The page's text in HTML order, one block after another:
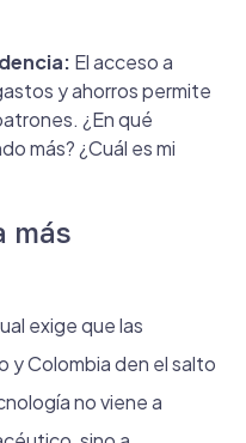
El acceso a
y ahorros permite
¿En qué
más? ¿Cuál es mi
más
exige que las
y Colombia den el salto
no viene a